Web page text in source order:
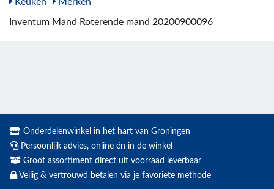
Inventum Mand Roterende mand 20200900096
Onderdelenwinkel in het hart van Groningen
Persoonlijk advies, online én in de winkel
Groot assortiment direct uit voorraad leverbaar
Veilig & vertrouwd betalen via je favoriete methode